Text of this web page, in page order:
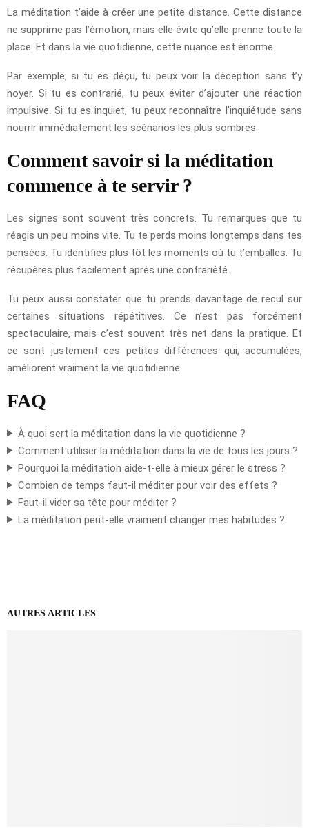
La méditation t’aide à créer une petite distance. Cette distance
ne supprime pas l’émotion, mais elle évite qu’elle prenne toute la
place. Et dans la vie quotidienne, cette nuance est énorme.
Par exemple, si tu es déçu, tu peux voir la déception sans t’y
noyer. Si tu es contrarié, tu peux éviter d’ajouter une réaction
impulsive. Si tu es inquiet, tu peux reconnaître l’inquiétude sans
nourrir immédiatement les scénarios les plus sombres.
Comment savoir si la méditation
commence à te servir ?
Les signes sont souvent très concrets. Tu remarques que tu
réagis un peu moins vite. Tu te perds moins longtemps dans tes
pensées. Tu identifies plus tôt les moments où tu t’emballes. Tu
récupères plus facilement après une contrariété.
Tu peux aussi constater que tu prends davantage de recul sur
certaines situations répétitives. Ce n’est pas forcément
spectaculaire, mais c’est souvent très net dans la pratique. Et
ce sont justement ces petites différences qui, accumulées,
améliorent vraiment la vie quotidienne.
FAQ
À quoi sert la méditation dans la vie quotidienne ?
Comment utiliser la méditation dans la vie de tous les jours ?
Pourquoi la méditation aide-t-elle à mieux gérer le stress ?
Combien de temps faut-il méditer pour voir des effets ?
Faut-il vider sa tête pour méditer ?
La méditation peut-elle vraiment changer mes habitudes ?
AUTRES ARTICLES